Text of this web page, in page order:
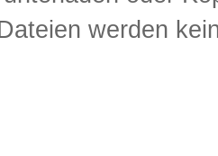
werden